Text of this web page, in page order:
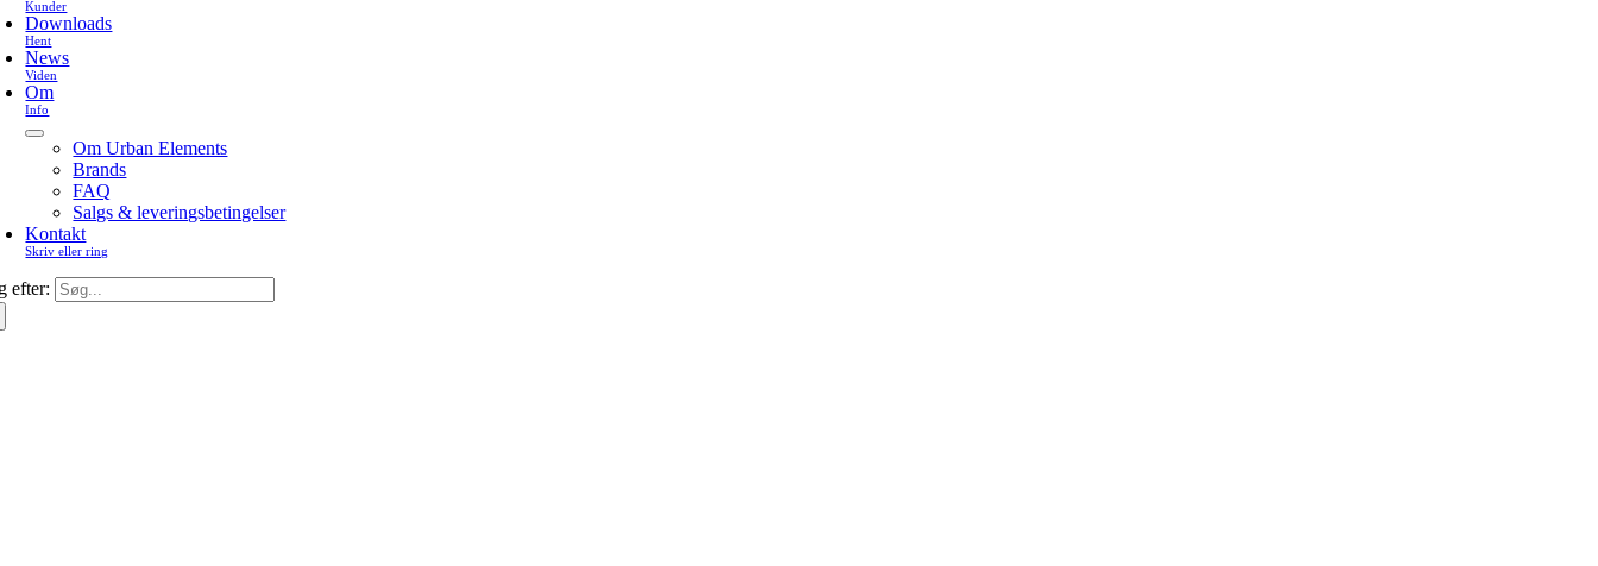
Kunder
Downloads
Hent
News
Viden
Om
Info
Om Urban Elements
Brands
FAQ
Salgs & leveringsbetingelser
Kontakt
Skriv eller ring
efter: